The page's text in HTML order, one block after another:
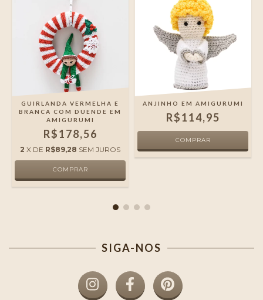
GUIRLANDA VERMELHA E
BRANCA COM DUENDE EM
AMIGURUMI
R$178,56
2 X DE R$89,28 SEM JUROS
ANJINHO EM AMIGURUMI
R$114,95
SIGA-NOS